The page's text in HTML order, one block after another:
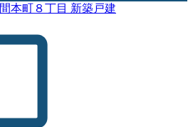
本町８丁目 新築戸建